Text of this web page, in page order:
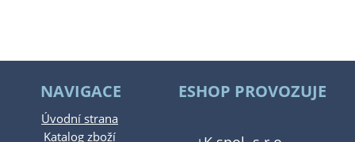
NAVIGACE
Úvodní strana
Katalog zboží
ESHOP PROVOZUJE